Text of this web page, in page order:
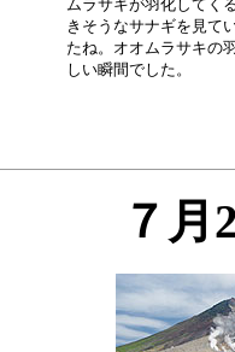
ムラサキが羽化してく
きそうなサナギを見て
たね。オオムラサキの
７月